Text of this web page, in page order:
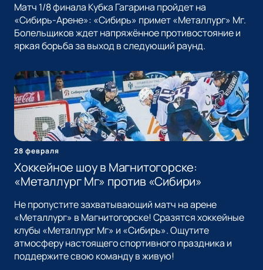
Матч 1/8 финала Кубка Гагарина пройдет на
«Сибирь-Арене»: «Сибирь» примет «Металлург» Мг.
Болельщиков ждет напряжённое противостояние и
яркая борьба за выход в следующий раунд.
28 февраля
Хоккейное шоу в Магнитогорске:
«Металлург Мг» против «Сибири»
Не пропустите захватывающий матч на арене
«Металлург» в Магнитогорске! Сразятся хоккейные
клубы «Металлург Мг» и «Сибирь». Ощутите
атмосферу настоящего спортивного праздника и
поддержите свою команду в живую!